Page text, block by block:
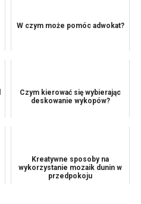
W czym może pomóc adwokat?
Czym kierować się wybierając
deskowanie wykopów?
Kreatywne sposoby na
wykorzystanie mozaik dunin w
przedpokoju